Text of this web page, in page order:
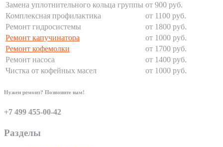
Замена уплотнительного кольца группы от 900 руб.
Комплексная профилактика
от 1100 руб.
Ремонт гидросистемы
от 1800 руб.
Ремонт капучинатора
от 1000 руб.
Ремонт кофемолки
от 1700 руб.
Ремонт насоса
от 1400 руб.
Чистка от кофейных масел
от 1000 руб.
Нужен ремонт? Позвоните нам!
+7 499 455-00-42
Разделы